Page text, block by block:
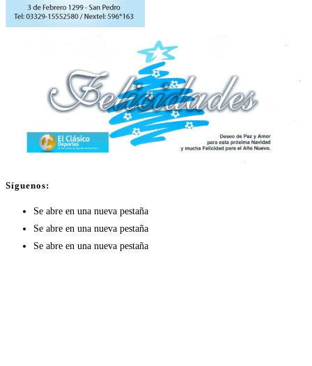
Síguenos:
Se abre en una nueva pestaña
Se abre en una nueva pestaña
Se abre en una nueva pestaña